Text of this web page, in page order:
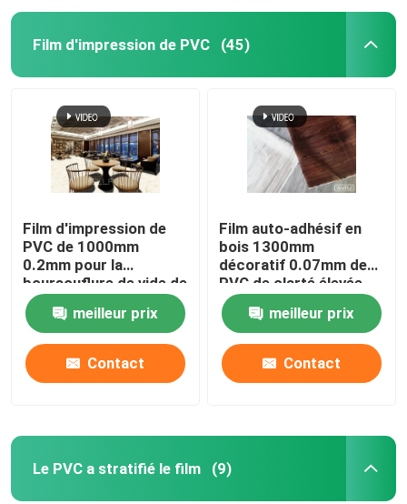
Film d'impression de PVC (45)
Film d'impression de
PVC de 1000mm
0.2mm pour la
boursouflure de vide de
conseil
meilleur prix
Contact
Film auto-adhésif en
bois 1300mm
décoratif 0.07mm de
PVC de clarté élevée
meilleur prix
Contact
Le PVC a stratifié le film (9)